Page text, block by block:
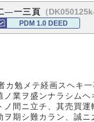
―一三頁
（
PDM 1.0 DEED
カ勉メテ経画スヘキ
業ヲ盛ンナラシム
ノ間ニ立チ、其売買
ヲ期シ難カラン、誠